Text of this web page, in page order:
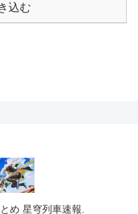
込む
め 星穹列車速報.